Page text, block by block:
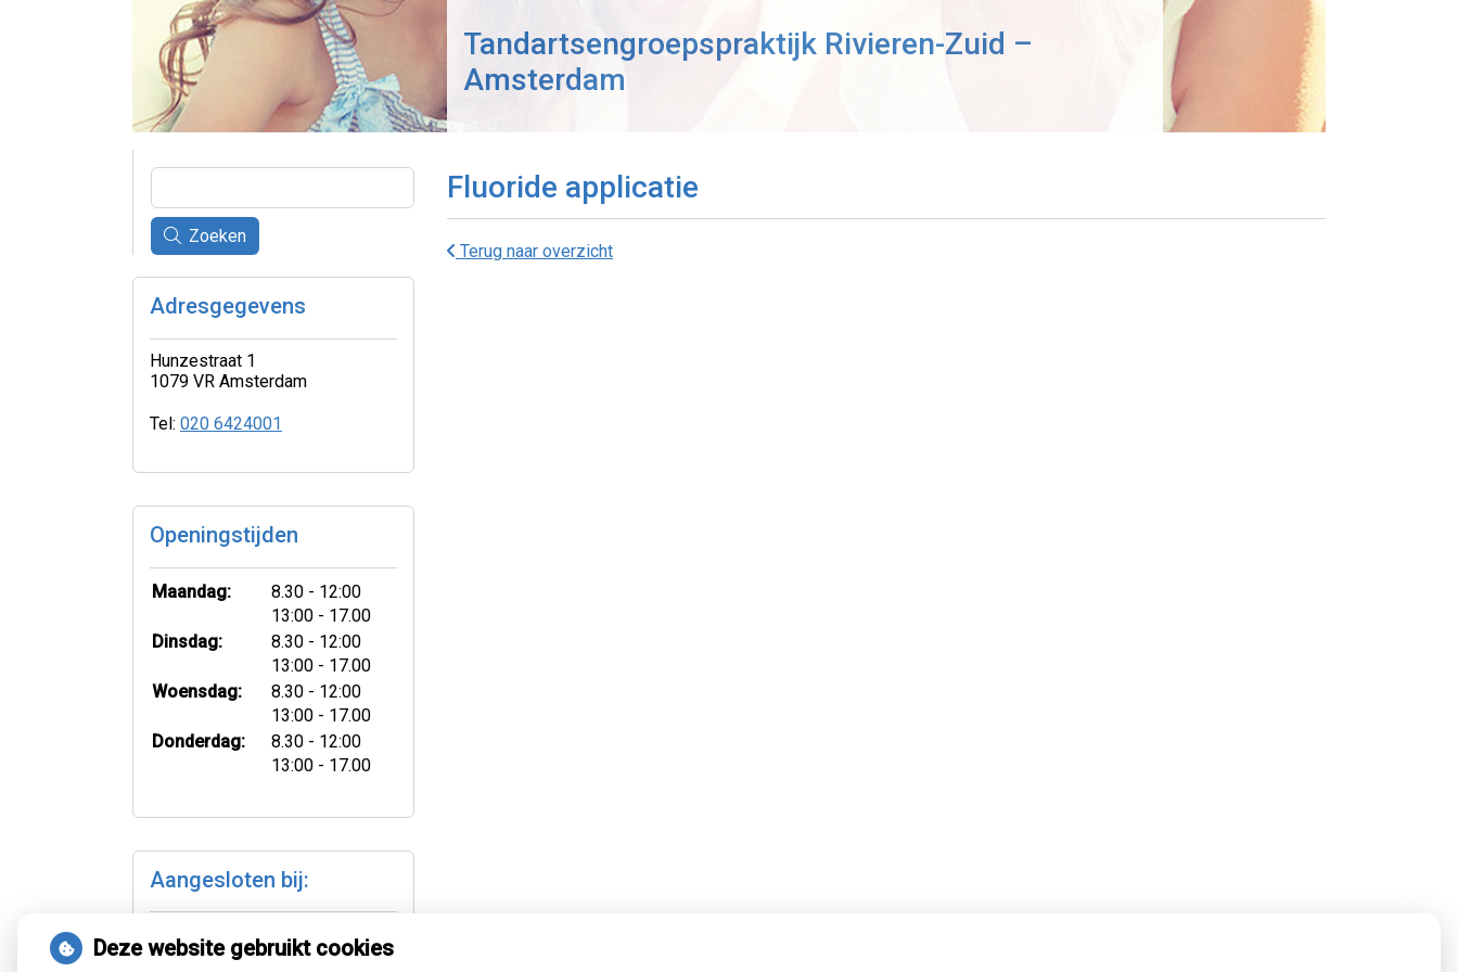
Tandartsengroepspraktijk Rivieren-Zuid –
Amsterdam
Fluoride applicatie
Terug naar overzicht
Zoeken
Adresgegevens
Hunzestraat 1
1079 VR Amsterdam
Tel: 020 6424001
Openingstijden
Maandag: 8.30 tot
- 12:00
13:00 tot
- 17.00
Dinsdag:
8.30 tot
- 12:00
13:00 tot
- 17.00
Woensdag:
8.30 tot
- 12:00
13:00 tot
- 17.00
Donderdag:
8.30 tot
- 12:00
13:00 tot
- 17.00
Aangesloten bij:
Deze website gebruikt cookies